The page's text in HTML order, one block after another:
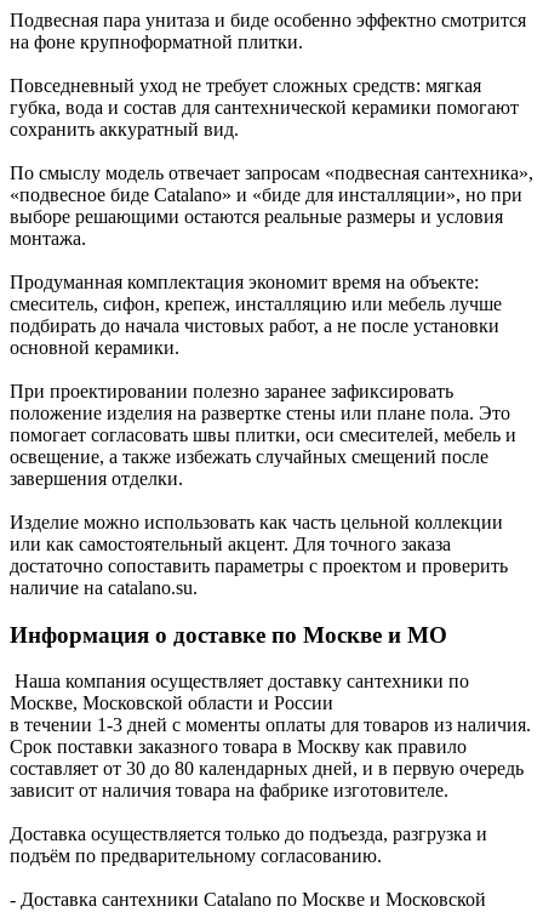
Подвесная пара унитаза и биде особенно эффектно смотрится
на фоне крупноформатной плитки.
Повседневный уход не требует сложных средств: мягкая
губка, вода и состав для сантехнической керамики помогают
сохранить аккуратный вид.
По смыслу модель отвечает запросам «подвесная сантехника»,
«подвесное биде Catalano» и «биде для инсталляции», но при
выборе решающими остаются реальные размеры и условия
монтажа.
Продуманная комплектация экономит время на объекте:
смеситель, сифон, крепеж, инсталляцию или мебель лучше
подбирать до начала чистовых работ, а не после установки
основной керамики.
При проектировании полезно заранее зафиксировать
положение изделия на развертке стены или плане пола. Это
помогает согласовать швы плитки, оси смесителей, мебель и
освещение, а также избежать случайных смещений после
завершения отделки.
Изделие можно использовать как часть цельной коллекции
или как самостоятельный акцент. Для точного заказа
достаточно сопоставить параметры с проектом и проверить
наличие на catalano.su.
Информация о доставке по Москве и МО
Наша компания осуществляет доставку сантехники по
Москве, Московской области и России
в течении 1-3 дней с моменты оплаты для товаров из наличия.
Срок поставки заказного товара в Москву как правило
составляет от 30 до 80 календарных дней, и в первую очередь
зависит от наличия товара на фабрике изготовителе.
Доставка осуществляется только до подъезда, разгрузка и
подъём по предварительному согласованию.
- Доставка сантехники Catalano по Москве и Московской